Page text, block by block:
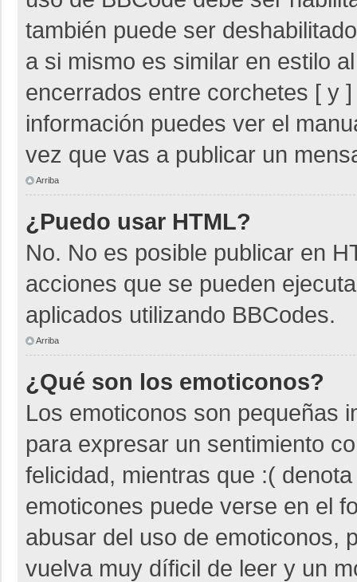
también puede ser
a si mismo es similar en estilo
encerrados entre corchetes [ y
información puedes ver el
vez que vas a publicar un
Arriba
¿Puedo usar HTML?
No. No es posible publicar en
acciones que se pueden
aplicados utilizando BBCodes.
Arriba
¿Qué son los emoticonos?
Los emoticonos son pequeñas
para expresar un sentimiento
felicidad, mientras que :(
emoticones puede verse en el
abusar del uso de emoticonos,
vuelva muy díficil de leer y un